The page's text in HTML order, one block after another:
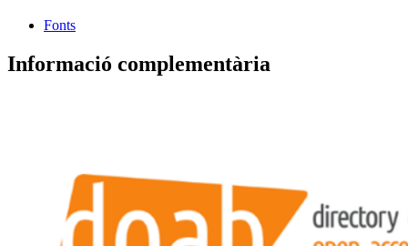
Fonts
Informació complementària